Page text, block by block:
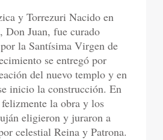
y Torrezuri Nacido en
Don Juan, fue curado
la Santísima Virgen de
se entregó por
del nuevo templo y en
inicio la construcción. En
la obra y los
eligieron y juraron a
celestial Reina y Patrona.